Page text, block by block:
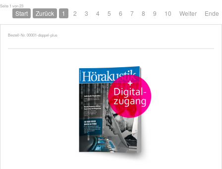
Seite 1 von 23
Start Zurück 1 2 3 4 5 6 7 8 9 10 Weiter Ende
Bestell-Nr. 00001-doppel-plus